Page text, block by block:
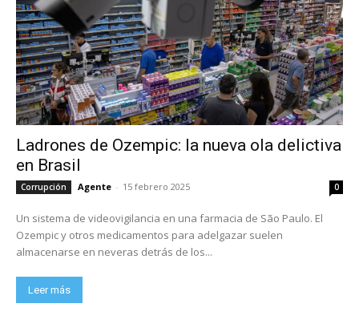
Ladrones de Ozempic: la nueva ola delictiva
en Brasil
Corrupción Agente - 15 febrero 2025 0
Un sistema de videovigilancia en una farmacia de São Paulo. El
Ozempic y otros medicamentos para adelgazar suelen
almacenarse en neveras detrás de los...
Leer más